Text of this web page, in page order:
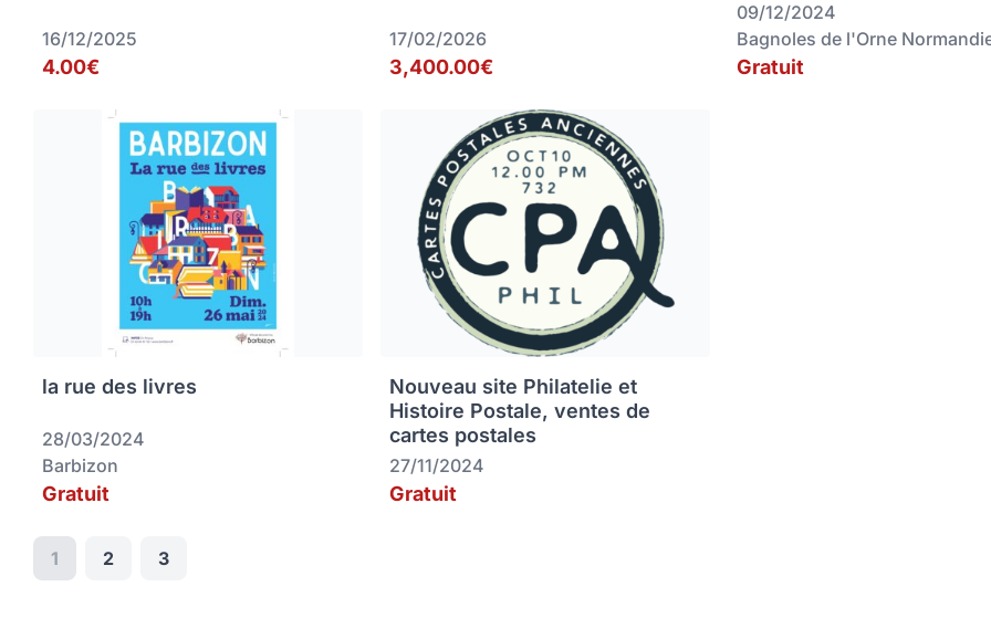
16/12/2025
4.00€
17/02/2026
3,400.00€
09/12/2024
Bagnoles de l'Orne
Gratuit
la rue des livres
28/03/2024
Barbizon
Gratuit
Nouveau site Philatelie et
Histoire Postale, ventes de
cartes postales
27/11/2024
Gratuit
1 2 3